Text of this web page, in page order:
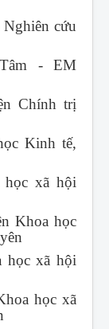
cứu
- EM
Chính trị
Kinh tế,
xã hội
Khoa học
học xã hội
học xã